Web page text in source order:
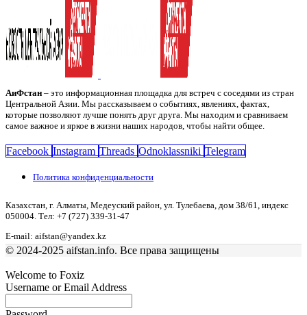
АиФстан – это информационная площадка для встреч с соседями из стран
Центральной Азии. Мы рассказываем о событиях, явлениях, фактах,
которые позволяют лучше понять друг друга. Мы находим и сравниваем
самое важное и яркое в жизни наших народов, чтобы найти общее.
Facebook Instagram Threads Odnoklassniki Telegram
Политика конфиденциальности
Казахстан, г. Алматы, Медеуский район, ул. Тулебаева, дом 38/61, индекс
050004. Тел: +7 (727) 339-31-47
E-mail: aifstan@yandex.kz
© 2024-2025 aifstan.info. Все права защищены
Welcome to Foxiz
Username or Email Address